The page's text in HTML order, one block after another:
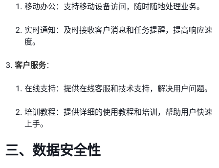
移动办公：支持移动设备访问，随时随地处理业务。
实时通知：及时接收客户消息和任务提醒，提高响应速
度。
客户服务：
在线支持：提供在线客服和技术支持，解决用户问题。
培训教程：提供详细的使用教程和培训，帮助用户快速
上手。
三、数据安全性